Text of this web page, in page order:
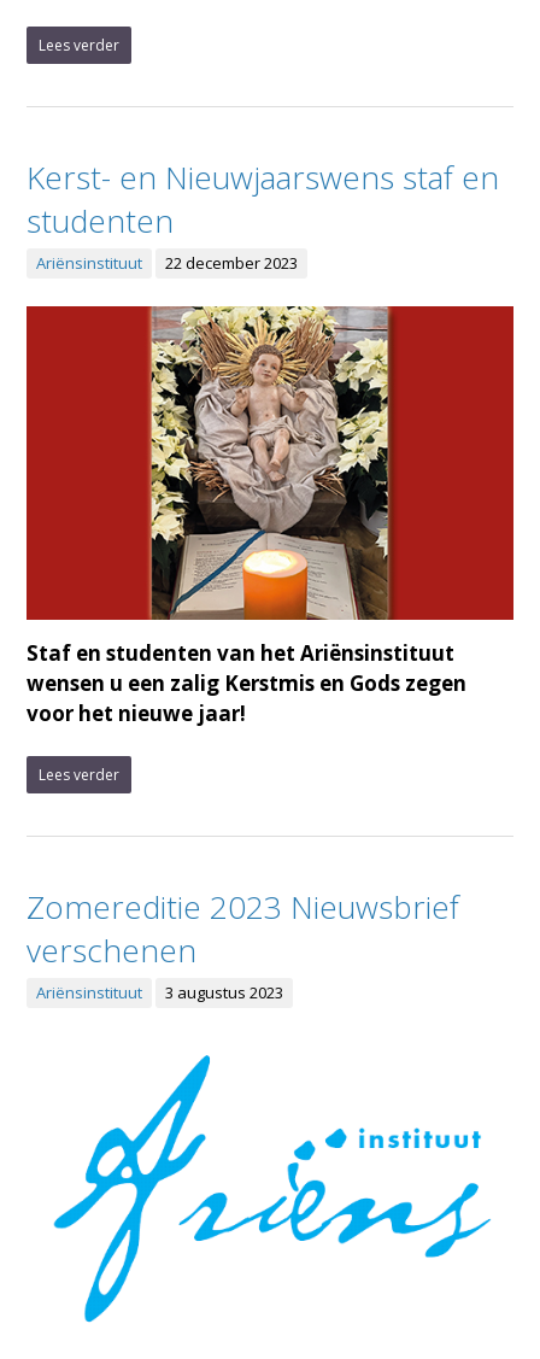
Lees verder
Kerst- en Nieuwjaarswens staf en
studenten
Ariënsinstituut 22 december 2023
Staf en studenten van het Ariënsinstituut
wensen u een zalig Kerstmis en Gods zegen
voor het nieuwe jaar!
Lees verder
Zomereditie 2023 Nieuwsbrief
verschenen
Ariënsinstituut 3 augustus 2023